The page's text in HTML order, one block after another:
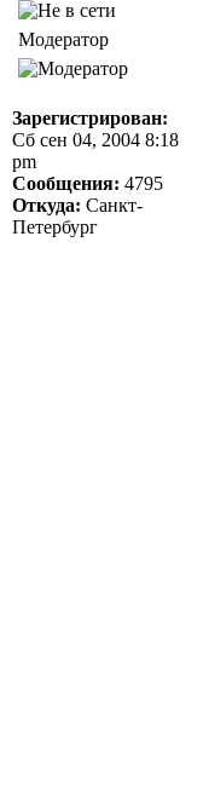
Модератор
Зарегистрирован:
Сб сен 04, 2004 8:18
pm
Сообщения: 4795
Откуда: Санкт-
Петербург